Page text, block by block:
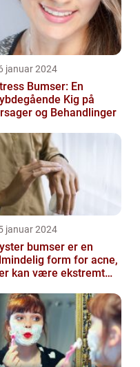
januar 2024
Bumser: En
Kig på
og Behandlinger
januar 2024
bumser er en
form for acne,
kan være ekstremt
for d...